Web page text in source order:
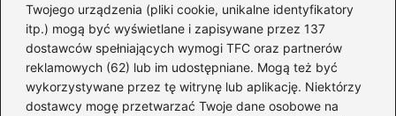
Twojego urządzenia (pliki cookie, unikalne identyfikatory
itp.) mogą być wyświetlane i zapisywane przez 137
dostawców spełniających wymogi TFC oraz partnerów
reklamowych (62) lub im udostępniane. Mogą też być
wykorzystywane przez tę witrynę lub aplikację. Niektórzy
dostawcy mogę przetwarzać Twoje dane osobowe na